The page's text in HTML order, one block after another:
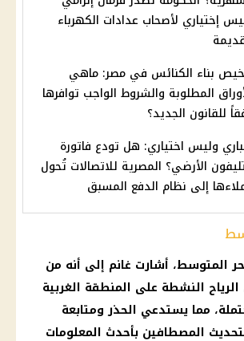
إختياري لأصحاب عدادات الكهرباء
بناء الكنائس في مصر: ماهي
المطلوبة والشروط الواجب توافرها
للقانون الجديد؟
وليس اختياري: هل تودع فاتورة
الأرضي؟ المصرية للاتصالات تُحول
إلى نظام الدفع المسبق
المتوسط، أشارت غانم إلى أنه من
النشطة على المنطقة الغربية
مما يستدعي الحذر ومتابعة
المصطافين بأحدث المعلومات